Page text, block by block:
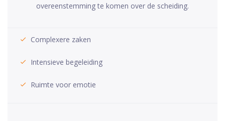
overeenstemming te komen over de scheiding.
Complexere zaken
Intensieve begeleiding
Ruimte voor emotie